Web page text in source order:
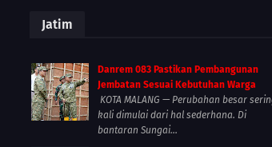
Jatim
Danrem 083 Pastikan Pembangunan
Jembatan Sesuai Kebutuhan Warga
KOTA MALANG — Perubahan besar
kali dimulai dari hal sederhana. Di
bantaran Sungai...